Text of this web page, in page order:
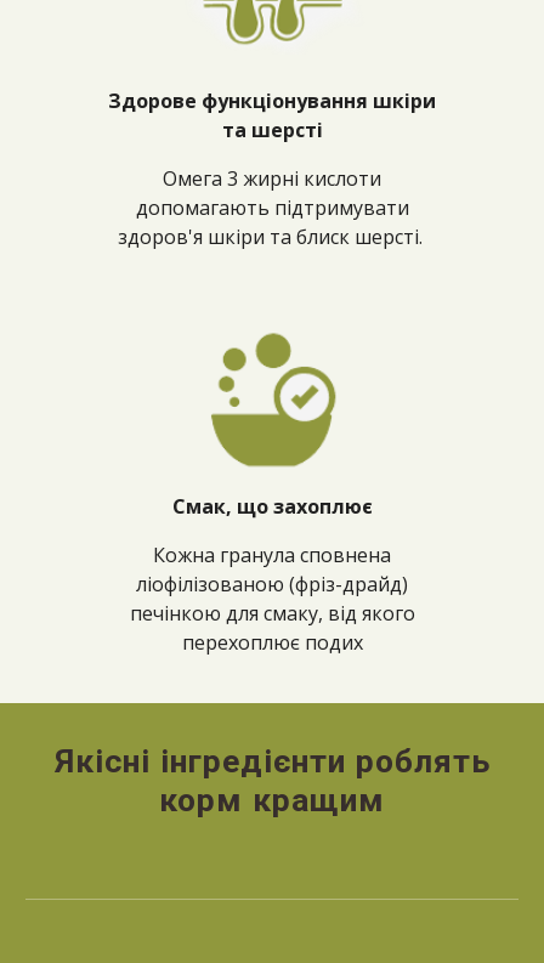
Здорове функціонування шкіри
та шерсті
Омега 3 жирні кислоти
допомагають підтримувати
здоров'я шкіри та блиск шерсті.
Смак, що захоплює
Кожна гранула сповнена
ліофілізованою (фріз-драйд)
печінкою для смаку, від якого
перехоплює подих
Якісні інгредієнти роблять
корм кращим